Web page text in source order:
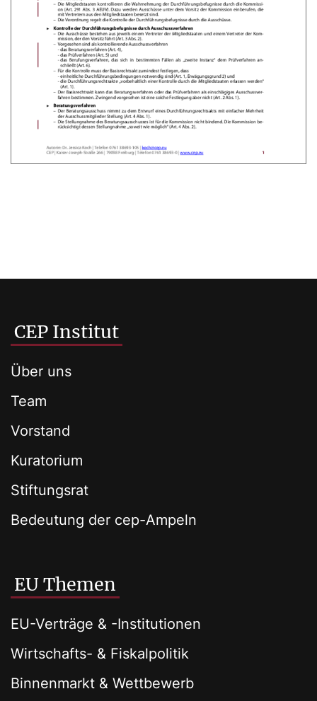
CEP Institut
Über uns
Team
Vorstand
Kuratorium
Stiftungsrat
Bedeutung der cep-Ampeln
EU Themen
EU-Verträge & -Institutionen
Wirtschafts- & Fiskalpolitik
Binnenmarkt & Wettbewerb